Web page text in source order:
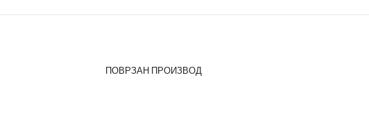
ПОВРЗАН ПРОИЗВОД